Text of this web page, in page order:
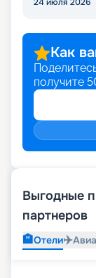
путевку на
2027 по
вас
контактному
24 июля 2026
Как
получите
Выгодные
партнеров
🏨Отели✈️